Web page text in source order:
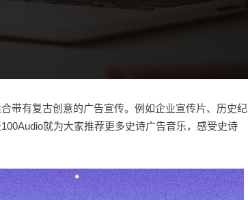
带有复古创意的广告宣传。例如企业宣传片、历史纪
就为大家推荐更多史诗广告音乐，感受史诗